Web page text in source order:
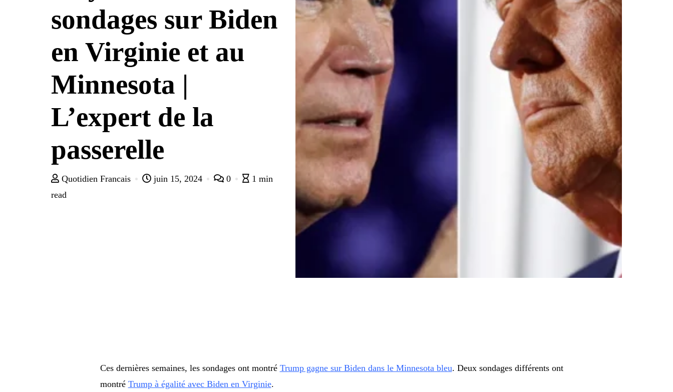
sondages sur Biden
en Virginie et au
Minnesota |
L’expert de la
passerelle
Quotidien Francais juin 15, 2024 0
1 min
read
Ces dernières semaines, les sondages ont montré Trump gagne sur Biden dans le Minnesota bleu. Deux sondages différents ont
montré Trump à égalité avec Biden en Virginie.